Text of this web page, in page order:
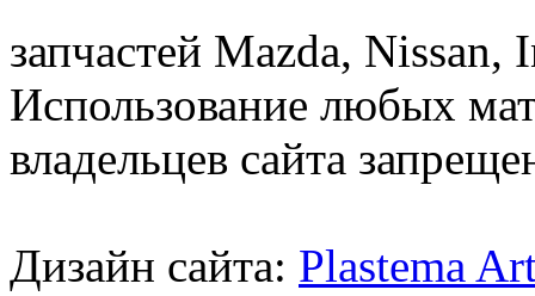
запчастей Mazda,
Использование любых
владельцев сайта
Дизайн сайта: Plastema